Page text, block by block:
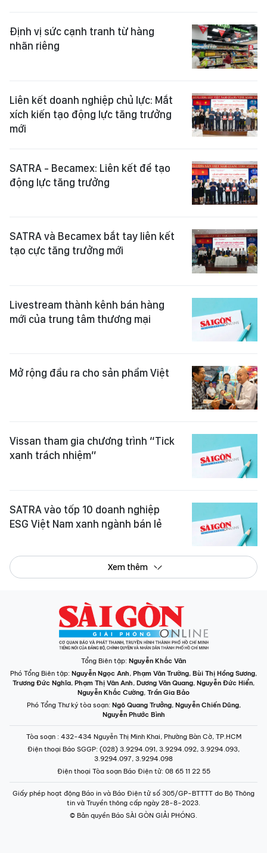
Định vị sức cạnh tranh từ hàng
nhãn riêng
Liên kết doanh nghiệp chủ lực: Mắt
xích kiến tạo động lực tăng trưởng
mới
SATRA - Becamex: Liên kết để tạo
động lực tăng trưởng
SATRA và Becamex bắt tay liên kết
tạo cực tăng trưởng mới
Livestream thành kênh bán hàng
mới của trung tâm thương mại
Mở rộng đầu ra cho sản phẩm Việt
Vissan tham gia chương trình “Tick
xanh trách nhiệm”
SATRA vào tốp 10 doanh nghiệp
ESG Việt Nam xanh ngành bán lẻ
Xem thêm
Tổng Biên tập: Nguyễn Khắc Văn
Phó Tổng Biên tập: Nguyễn Ngọc Anh, Phạm Văn Trường, Bùi Thị Hồng Sương,
Trương Đức Nghĩa, Phạm Thị Vân Anh, Dương Văn Quang, Nguyễn Đức Hiển,
Nguyễn Khắc Cường, Trần Gia Bảo
Phó Tổng Thư ký tòa soạn: Ngô Quang Trưởng, Nguyễn Chiến Dũng,
Nguyễn Phước Bình
Tòa soạn : 432-434 Nguyễn Thị Minh Khai, Phường Bàn Cờ, TP.HCM
Điện thoại Báo SGGP: (028) 3.9294.091, 3.9294.092, 3.9294.093,
3.9294.097, 3.9294.098
Điện thoại Tòa soạn Báo Điện tử: 08 65 11 22 55
Giấy phép hoạt động Báo in và Báo Điện tử số 305/GP-BTTTT do Bộ Thông
tin và Truyền thông cấp ngày 28-8-2023.
© Bản quyền Báo SÀI GÒN GIẢI PHÓNG.